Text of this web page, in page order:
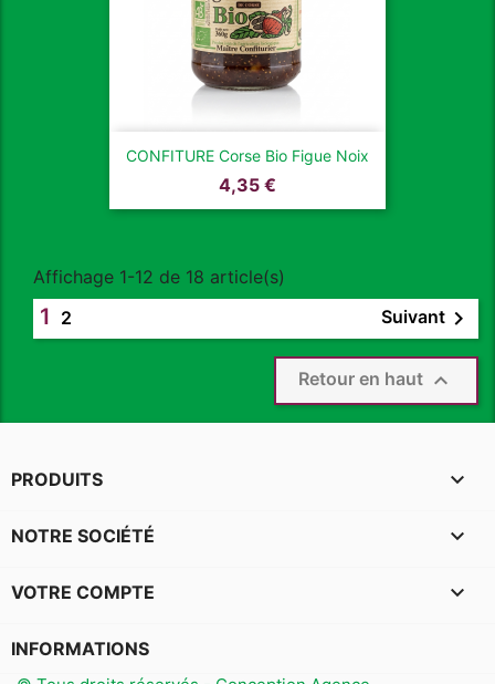
CONFITURE Corse Bio Figue Noix
Prix
4,35 €
Affichage 1-12 de 18 article(s)
1 2 Suivant 
Retour en haut 
PRODUITS 
NOTRE SOCIÉTÉ 
VOTRE COMPTE 
INFORMATIONS